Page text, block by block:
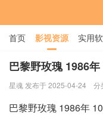
首页 影视资源 实用
用户中心 书籍 娱乐
巴黎野玫瑰 1986
星魂 发布于 2025-04-24 分
巴黎野玫瑰 1986年